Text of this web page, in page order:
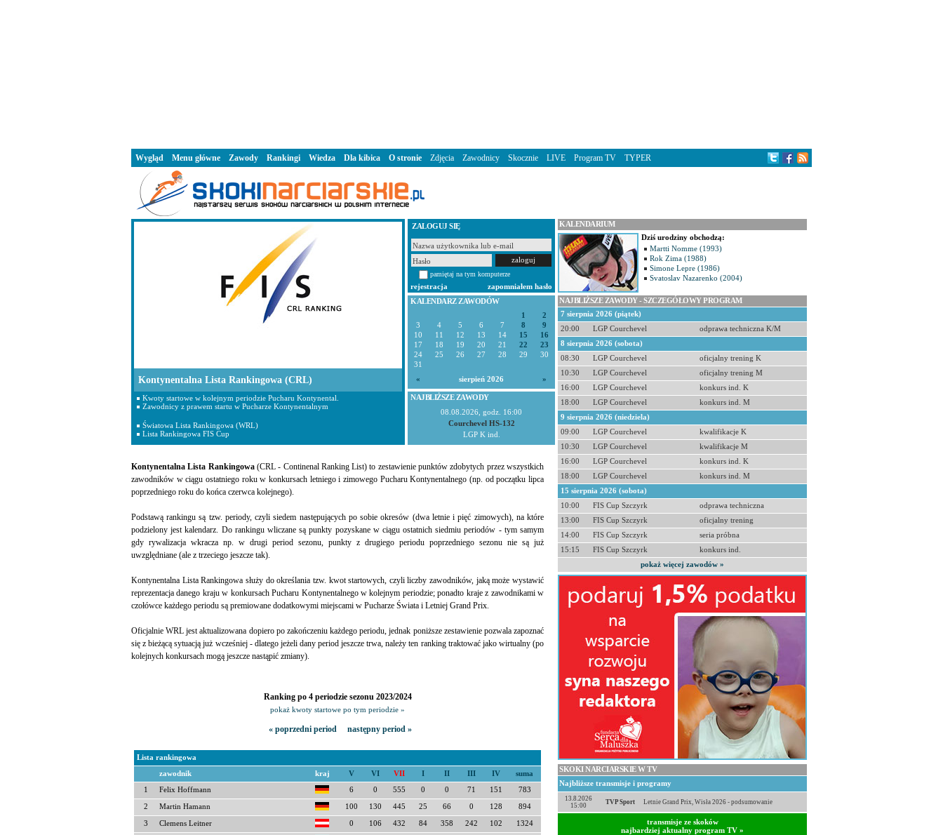
ZALOGUJ SIĘ
pamiętaj na tym komputerze
rejestracja
zapomniałem hasło
KALENDARZ ZAWODÓW
1
2
3
4 5 6 7 8
9
10
11 12 13 14 15
16
17
18 19 20 21 22
23
24
25 26 27 28 29
30
31
«
sierpień 2026 »
NAJBLIŻSZE ZAWODY
08.08.2026, godz. 16:00
Courchevel HS-132
LGP K ind.
Kontynentalna Lista Rankingowa(CRL - Continenal Ranking List) to zestawienie punktów zdobytych przez wszystkich
zawodników w ciągu ostatniego roku w konkursach letniego i zimowego Pucharu Kontynentalnego (np. od początku lipca
poprzedniego roku do końca czerwca kolejnego).
Podstawą rankingu są tzw. periody, czyli siedem następujących po sobie okresów (dwa letnie i pięć zimowych), na które
podzielony jest kalendarz. Do rankingu wliczane są punkty pozyskane w ciągu ostatnich siedmiu periodów - tym samym
gdy rywalizacja wkracza np. w drugi period sezonu, punkty z drugiego periodu poprzedniego sezonu nie są już
uwzględniane (ale z trzeciego jeszcze tak).
Kontynentalna Lista Rankingowa służy do określania tzw. kwot startowych, czyli liczby zawodników, jaką może wystawić
reprezentacja danego kraju w konkursach Pucharu Kontynentalnego w kolejnym periodzie; ponadto kraje z zawodnikami w
czołówce każdego periodu są premiowane dodatkowymi miejscami w Pucharze Świata i Letniej Grand Prix.
Oficjalnie WRL jest aktualizowana dopiero po zakończeniu każdego periodu, jednak poniższe zestawienie pozwala zapoznać
się z bieżącą sytuacją już wcześniej - dlatego jeżeli dany period jeszcze trwa, należy ten ranking traktować jako wirtualny (po
kolejnych konkursach mogą jeszcze nastąpić zmiany).
Ranking po 4 periodzie sezonu 2023/2024
pokaż kwoty startowe po tym periodzie »
« poprzedni period następny period »
Lista rankingowa
zawodnik kraj V VI VII I II III IV suma
1 Felix Hoffmann 6 0 555 0 0 71 151 783
2 Martin Hamann 100 130 445 25 66 0 128 894
3 Clemens Leitner 0 106 432 84 358 242 102 1324
Kontynentalna Lista Rankingowa (CRL)
Kwoty startowe w kolejnym periodzie Pucharu Kontynental.
Zawodnicy z prawem startu w Pucharze Kontynentalnym
Światowa Lista Rankingowa (WRL)
Lista Rankingowa FIS Cup
KALENDARIUM
Dziś urodziny obchodzą:
Martti Nomme (1993)
Rok Zima (1988)
Simone Lepre (1986)
Svatoslav Nazarenko (2004)
NAJBLIŻSZE ZAWODY - SZCZEGÓŁOWY PROGRAM
7 sierpnia 2026 (piątek)
20:00
LGP Courchevel
odprawa techniczna K/M
8 sierpnia 2026 (sobota)
08:30
LGP Courchevel
oficjalny trening K
10:30
LGP Courchevel
oficjalny trening M
16:00
LGP Courchevel
konkurs ind. K
18:00
LGP Courchevel
konkurs ind. M
9 sierpnia 2026 (niedziela)
09:00
LGP Courchevel
kwalifikacje K
10:30
LGP Courchevel
kwalifikacje M
16:00
LGP Courchevel
konkurs ind. K
18:00
LGP Courchevel
konkurs ind. M
15 sierpnia 2026 (sobota)
10:00
FIS Cup Szczyrk
odprawa techniczna
13:00
FIS Cup Szczyrk
oficjalny trening
14:00
FIS Cup Szczyrk
seria próbna
15:15
FIS Cup Szczyrk
konkurs ind.
pokaż więcej zawodów »
SKOKI NARCIARSKIE W TV
Najbliższe transmisje i programy
13.8.2026
15:00
TVP Sport Letnie Grand Prix, Wisła 2026 - podsumowanie
transmisje ze skoków
najbardziej aktualny program TV »
Wygląd Menu główne Zawody Rankingi Wiedza Dla kibica O stronie Zdjęcia Zawodnicy Skocznie LIVE Program TV TYPER